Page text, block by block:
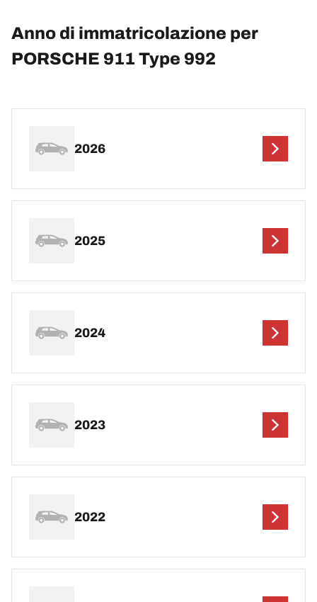
Anno di immatricolazione per
PORSCHE 911 Type 992
2026
2025
2024
2023
2022